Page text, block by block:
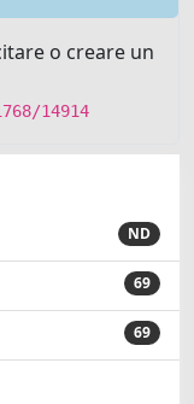
o creare un
14914
ND
69
69